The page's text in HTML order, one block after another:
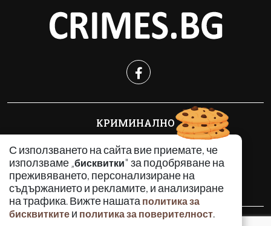
С използването на сайта вие приемате, че
използваме „бисквитки" за подобряване на
преживяването, персонализиране на
съдържанието и рекламите, и анализиране
на трафика. Вижте нашата политика за
бисквитките и политика за поверителност.
КРИМИНАЛНО
ИНЦИДЕНТИ
АНАЛИЗИ
ПО СВЕТА
ВОДЕЩИ ТЕМИ
Използването и публикуването на част или цялото